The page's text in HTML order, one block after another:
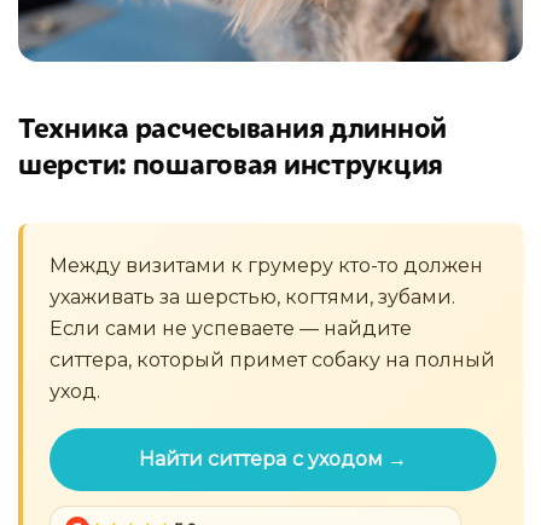
Техника расчесывания длинной
шерсти: пошаговая инструкция
Между визитами к грумеру кто-то должен
ухаживать за шерстью, когтями, зубами.
Если сами не успеваете — найдите
ситтера, который примет собаку на полный
уход.
Найти ситтера с уходом →